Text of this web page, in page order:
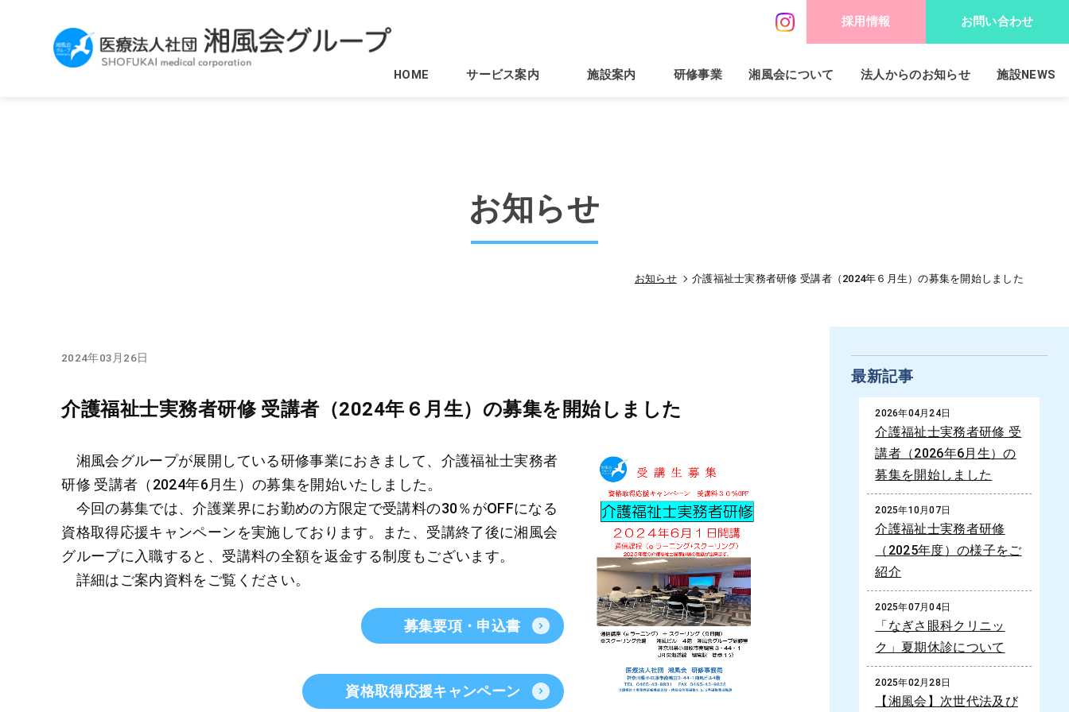
HOME サービス案内 施設案内 研修事業 湘風会について 法人からのお知らせ 施設NEWS
採用情報 お問い合わせ
お知らせ
お知らせ 介護福祉士実務者研修 受講者（2024年６月生）の募集を開始しました
2024年03月26日
介護福祉士実務者研修 受講者（2024年６月生）の募集を開始しました
湘風会グループが展開している研修事業におきまして、介護福祉士実務者
研修 受講者（2024年6月生）の募集を開始いたしました。
今回の募集では、介護業界にお勤めの方限定で受講料の30％がOFFになる
資格取得応援キャンペーンを実施しております。また、受講終了後に湘風会
グループに入職すると、受講料の全額を返金する制度もございます。
詳細はご案内資料をご覧ください。
募集要項・申込書
資格取得応援キャンペーン
最新記事
2026年04月24日
介護福祉士実務者研修 受
講者（2026年6月生）の
募集を開始しました
2025年10月07日
介護福祉士実務者研修
（2025年度）の様子をご
紹介
2025年07月04日
「なぎさ眼科クリニッ
ク」夏期休診について
2025年02月28日
【湘風会】次世代法及び